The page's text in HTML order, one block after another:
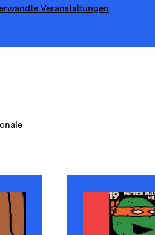
Veranstaltungen